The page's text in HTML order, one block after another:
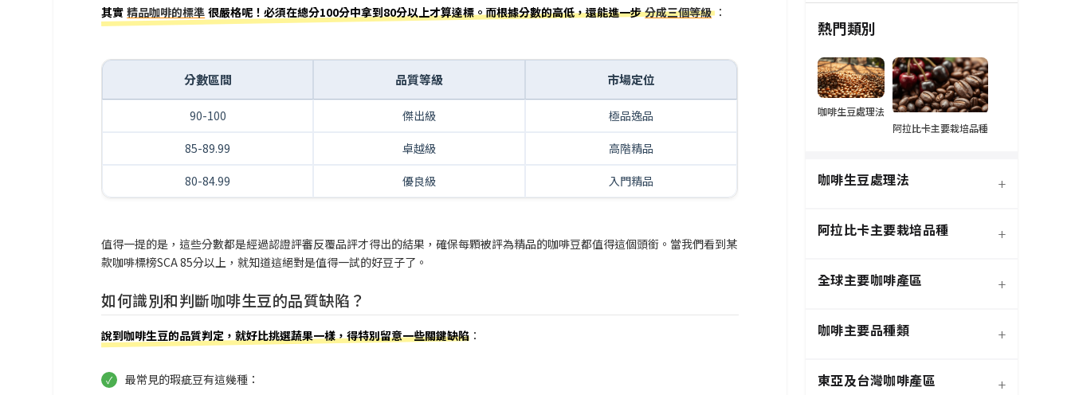
其實 精品咖啡的標準 很嚴格呢！必須在總分100分中拿到80分以上才算達標。而根據分數的高低，還能進一步 分成三個等級 ：
分數區間 品質等級 市場定位
90-100 傑出級 極品逸品
85-89.99 卓越級 高階精品
80-84.99 優良級 入門精品
值得一提的是，這些分數都是經過認證評審反覆品評才得出的結果，確保每顆被評為精品的咖啡豆都值得這個頭銜。當我們看到某
款咖啡標榜SCA 85分以上，就知道這絕對是值得一試的好豆子了。
如何識別和判斷咖啡生豆的品質缺陷？
說到咖啡生豆的品質判定，就好比挑選蔬果一樣，得特別留意一些關鍵缺陷 ：
最常見的瑕疵豆有這幾種：
熱門類別
咖啡生豆處理法
阿拉比卡主要栽培品種
咖啡生豆處理法 +
阿拉比卡主要栽培品種 +
全球主要咖啡產區 +
咖啡主要品種類 +
東亞及台灣咖啡產區 +